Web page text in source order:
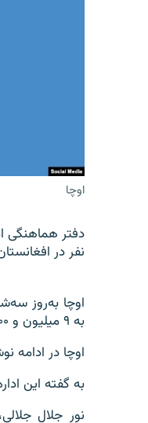
اوچا
نفر در
به ۹ میلیون و ۳۰۰ هزار تن رسیدگی خواهد شد.
اوچا در ادامه نوشته است که بیش از ۲۳
به گفته این اداره، ۵۳ درصد این افراد کودکان و نزدیک به ۱۰ درصد شان